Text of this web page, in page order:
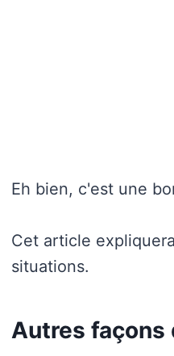
Eh bien, c'est une
Cet article
situations.
Autres façons